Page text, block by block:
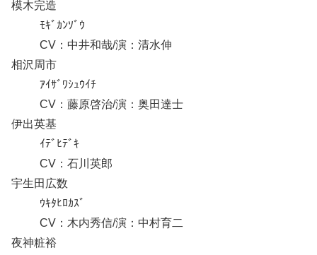
模木完造
ﾓｷﾞｶﾝｿﾞｳ
CV：中井和哉/演：清水伸
相沢周市
ｱｲｻﾞﾜｼｭｳｲﾁ
CV：藤原啓治/演：奥田達士
伊出英基
ｲﾃﾞﾋﾃﾞｷ
CV：石川英郎
宇生田広数
ｳｷﾀﾋﾛｶｽﾞ
CV：木内秀信/演：中村育二
夜神粧裕